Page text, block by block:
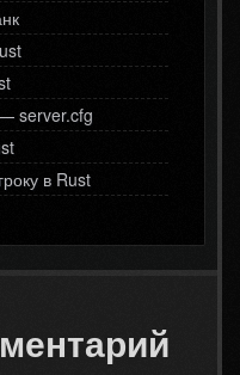
server.cfg
в Rust